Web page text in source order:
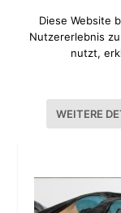
Diese Website
Nutzererlebnis
nutzt,
WEITERE